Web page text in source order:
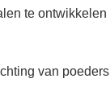
te
van